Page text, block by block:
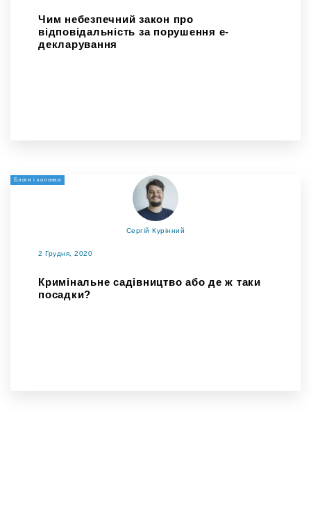
Чим небезпечний закон про
відповідальність за порушення е-
декларування
Блоги і колонки
Сергій Курінний
2 Грудня, 2020
Кримінальне садівництво або де ж таки
посадки?